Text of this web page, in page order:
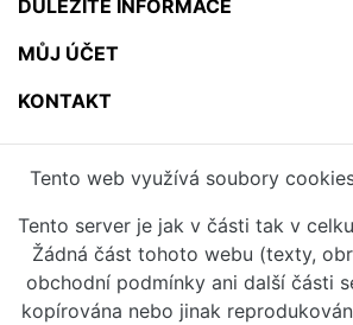
DŮLEŽITÉ INFORMACE
MŮJ ÚČET
KONTAKT
Tento web využívá soubory
Tento server je jak v části tak v
Žádná část tohoto webu (texty,
obchodní podmínky ani další části
kopírována nebo jinak